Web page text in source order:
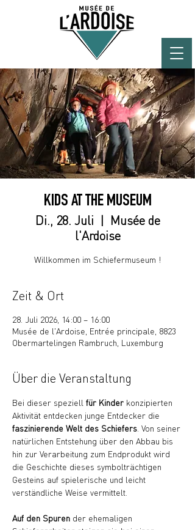
KIDS AT THE MUSEUM
Di., 28. Juli
  |
Musée de
l'Ardoise
Willkommen im Schiefermuseum !
Zeit & Ort
28. Juli 2026, 14:00 – 16:00
Musée de l'Ardoise, Entrée principale, 8823
Obermartelingen Rambruch, Luxemburg
Über die Veranstaltung
Bei dieser speziell für Kinder konzipierten
Aktivität entdecken junge Entdecker die
faszinierende Welt des Schiefers . Von seiner
natürlichen Entstehung über den Abbau bis
hin zur Verarbeitung zum Endprodukt wird
die Geschichte dieses symbolträchtigen
Gesteins auf spielerische und leicht
verständliche Weise vermittelt.
Auf den Spuren der ehemaligen